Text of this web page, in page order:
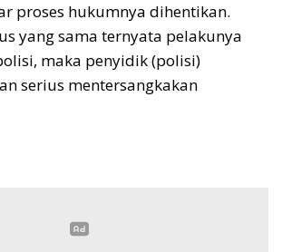
proses hukumnya dihentikan.
yang sama ternyata pelakunya
maka penyidik (polisi)
serius mentersangkakan